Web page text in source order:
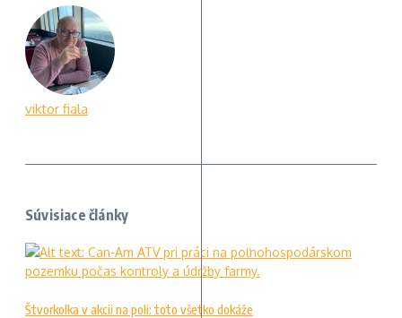
viktor fiala
Súvisiace články
Štvorkolka v akcii na poli: toto všetko dokáže